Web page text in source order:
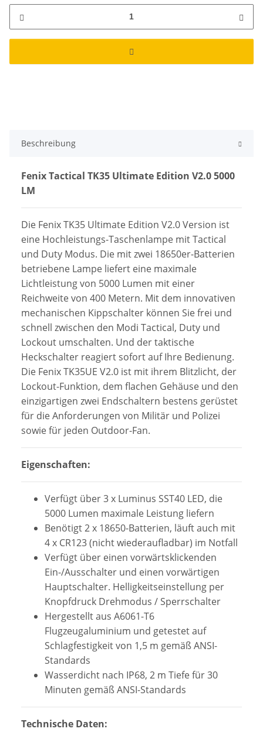
Beschreibung
Fenix Tactical TK35 Ultimate Edition V2.0 5000
LM
Die Fenix TK35 Ultimate Edition V2.0 Version ist
eine Hochleistungs-Taschenlampe mit Tactical
und Duty Modus. Die mit zwei 18650er-Batterien
betriebene Lampe liefert eine maximale
Lichtleistung von 5000 Lumen mit einer
Reichweite von 400 Metern. Mit dem innovativen
mechanischen Kippschalter können Sie frei und
schnell zwischen den Modi Tactical, Duty und
Lockout umschalten. Und der taktische
Heckschalter reagiert sofort auf Ihre Bedienung.
Die Fenix TK35UE V2.0 ist mit ihrem Blitzlicht, der
Lockout-Funktion, dem flachen Gehäuse und den
einzigartigen zwei Endschaltern bestens gerüstet
für die Anforderungen von Militär und Polizei
sowie für jeden Outdoor-Fan.
Eigenschaften:
Verfügt über 3 x Luminus SST40 LED, die
5000 Lumen maximale Leistung liefern
Benötigt 2 x 18650-Batterien, läuft auch mit
4 x CR123 (nicht wiederaufladbar) im Notfall
Verfügt über einen vorwärtsklickenden
Ein-/Ausschalter und einen vorwärtigen
Hauptschalter. Helligkeitseinstellung per
Knopfdruck Drehmodus / Sperrschalter
Hergestellt aus A6061-T6
Flugzeugaluminium und getestet auf
Schlagfestigkeit von 1,5 m gemäß ANSI-
Standards
Wasserdicht nach IP68, 2 m Tiefe für 30
Minuten gemäß ANSI-Standards
Technische Daten: